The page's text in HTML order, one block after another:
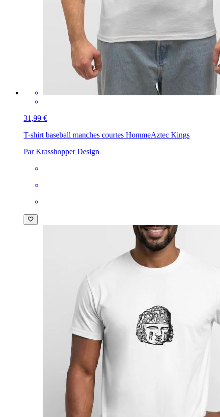
31,99 €
T-shirt baseball manches courtes HommeAztec Kings
Par Krasshopper Design